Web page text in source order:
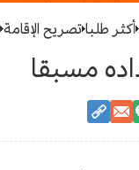
أكثر طلباتصريح الإقامة
مسبقا